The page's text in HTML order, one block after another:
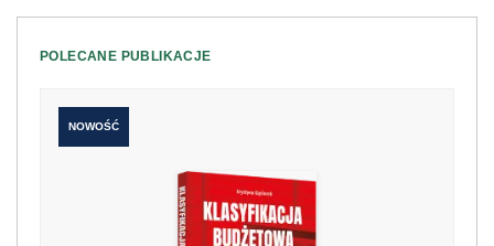
POLECANE PUBLIKACJE
NOWOŚĆ